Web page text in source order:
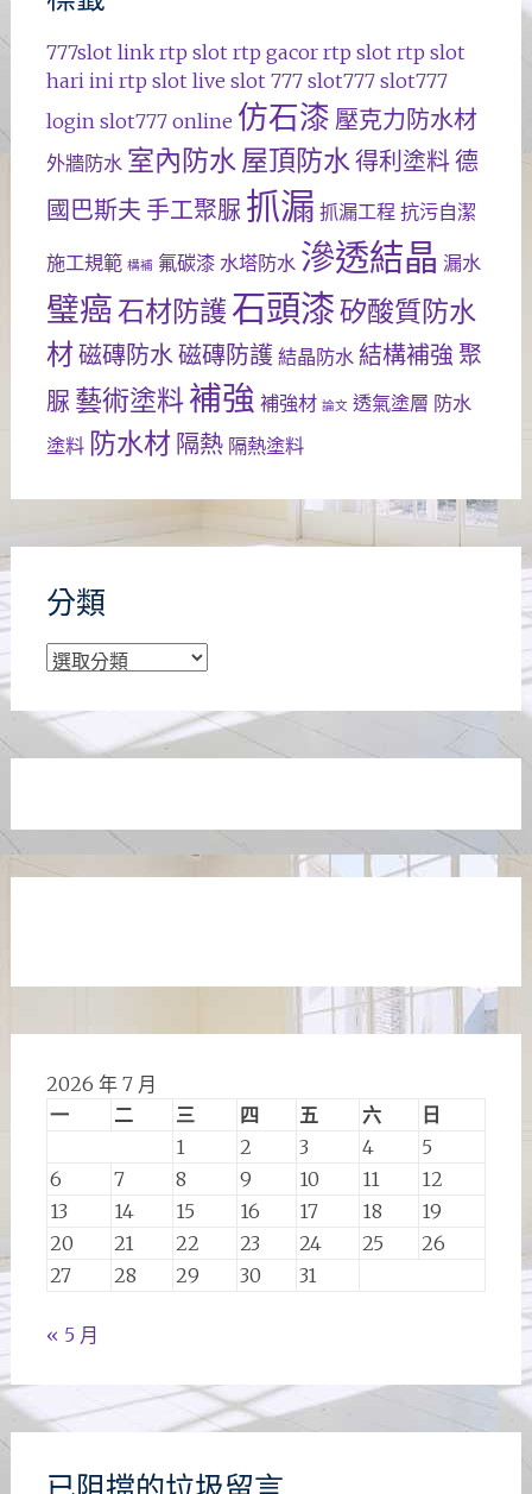
777slot link rtp slot rtp gacor rtp slot rtp slot
hari ini rtp slot live slot 777 slot777 slot777
login slot777 online 仿石漆 壓克力防水材
外牆防水 室內防水 屋頂防水得利塗料德
國巴斯夫 手工聚脲 抓漏 抓漏工程 抗污自潔
施工規範 構補 氟碳漆 水塔防水 滲透結晶 漏水
璧癌石材防護 石頭漆矽酸質防水
材磁磚防水磁磚防護 結晶防水 結構補強 聚
脲 藝術塗料補強 補強材 論文 透氣塗層 防水
塗料 防水材 隔熱 隔熱塗料
分類
分
2026 年 7 月
一
二 三 四 五 六
日
1
2 3 4
5
6
7 8 9 10 11
12
13
14 15 16 17 18
19
20
21 22 23 24 25
26
27
28 29 30 31
« 5 月